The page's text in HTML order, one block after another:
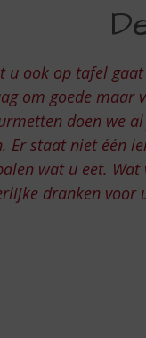
u ook op tafel
om goede maar
doen we
Er staat niet één
wat u eet.
dranken voor